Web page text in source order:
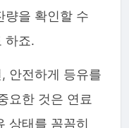
량을 확인할 수
하죠.
안전하게 등유를
요한 것은 연료
상태를 꼼꼼히